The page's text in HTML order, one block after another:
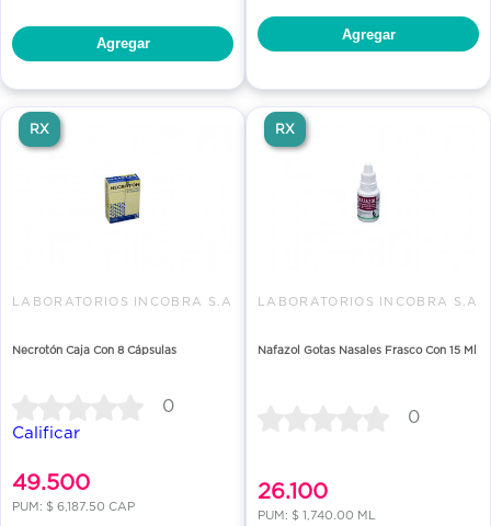
Agregar
Agregar
LABORATORIOS INCOBRA S.A
Necrotón Caja Con 8 Cápsulas
0
Calificar
49.500
PUM: $ 6,187.50 CAP
RX
LABORATORIOS INCOBRA S.A
Nafazol Gotas Nasales Frasco Con 15 Ml
0
26.100
PUM: $ 1,740.00 ML
RX